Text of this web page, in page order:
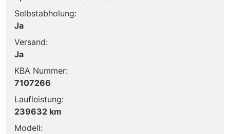
Selbstabholung:
Ja
Versand:
Ja
KBA Nummer:
7107266
Laufleistung:
239632 km
Modell: